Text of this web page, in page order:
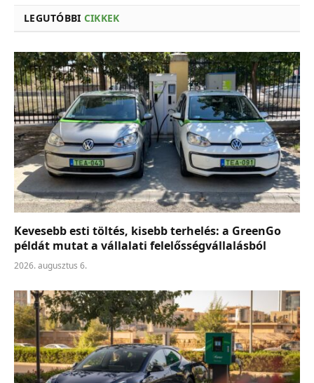
LEGUTÓBBI CIKKEK
Kevesebb esti töltés, kisebb terhelés: a GreenGo
példát mutat a vállalati felelősségvállalásból
2026. augusztus 6.